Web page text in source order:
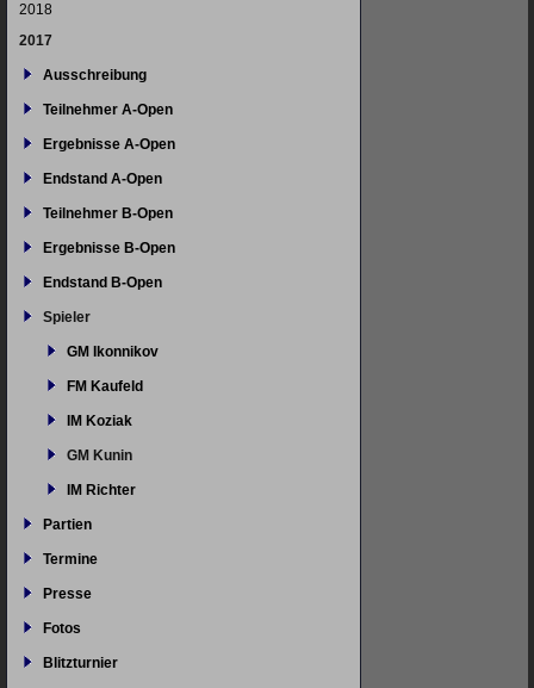
2018
2017
Ausschreibung
Teilnehmer A-Open
Ergebnisse A-Open
Endstand A-Open
Teilnehmer B-Open
Ergebnisse B-Open
Endstand B-Open
Spieler
GM Ikonnikov
FM Kaufeld
IM Koziak
GM Kunin
IM Richter
Partien
Termine
Presse
Fotos
Blitzturnier